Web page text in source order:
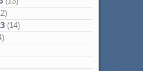
(14)